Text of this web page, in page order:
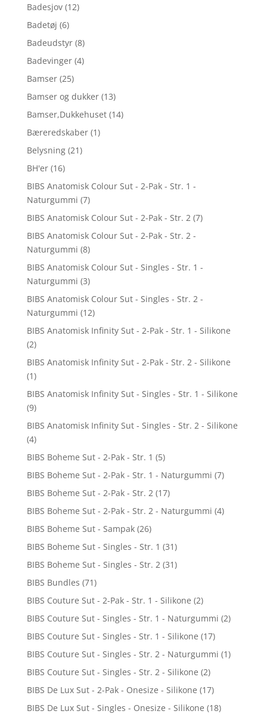
Badesjov (12)
Badetøj (6)
Badeudstyr (8)
Badevinger (4)
Bamser (25)
Bamser og dukker (13)
Bamser,Dukkehuset (14)
Bæreredskaber (1)
Belysning (21)
BH'er (16)
BIBS Anatomisk Colour Sut - 2-Pak - Str. 1 -
Naturgummi (7)
BIBS Anatomisk Colour Sut - 2-Pak - Str. 2 (7)
BIBS Anatomisk Colour Sut - 2-Pak - Str. 2 -
Naturgummi (8)
BIBS Anatomisk Colour Sut - Singles - Str. 1 -
Naturgummi (3)
BIBS Anatomisk Colour Sut - Singles - Str. 2 -
Naturgummi (12)
BIBS Anatomisk Infinity Sut - 2-Pak - Str. 1 - Silikone
(2)
BIBS Anatomisk Infinity Sut - 2-Pak - Str. 2 - Silikone
(1)
BIBS Anatomisk Infinity Sut - Singles - Str. 1 - Silikone
(9)
BIBS Anatomisk Infinity Sut - Singles - Str. 2 - Silikone
(4)
BIBS Boheme Sut - 2-Pak - Str. 1 (5)
BIBS Boheme Sut - 2-Pak - Str. 1 - Naturgummi (7)
BIBS Boheme Sut - 2-Pak - Str. 2 (17)
BIBS Boheme Sut - 2-Pak - Str. 2 - Naturgummi (4)
BIBS Boheme Sut - Sampak (26)
BIBS Boheme Sut - Singles - Str. 1 (31)
BIBS Boheme Sut - Singles - Str. 2 (31)
BIBS Bundles (71)
BIBS Couture Sut - 2-Pak - Str. 1 - Silikone (2)
BIBS Couture Sut - Singles - Str. 1 - Naturgummi (2)
BIBS Couture Sut - Singles - Str. 1 - Silikone (17)
BIBS Couture Sut - Singles - Str. 2 - Naturgummi (1)
BIBS Couture Sut - Singles - Str. 2 - Silikone (2)
BIBS De Lux Sut - 2-Pak - Onesize - Silikone (17)
BIBS De Lux Sut - Singles - Onesize - Silikone (18)